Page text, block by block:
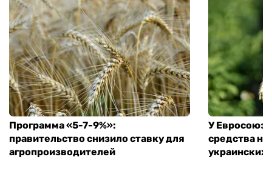
Программа «5-7-9%»:
правительство снизило ставку для
агропроизводителей
У
средства